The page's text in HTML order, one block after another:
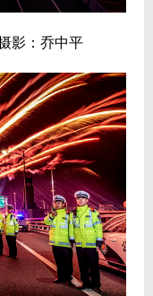
影：乔中平